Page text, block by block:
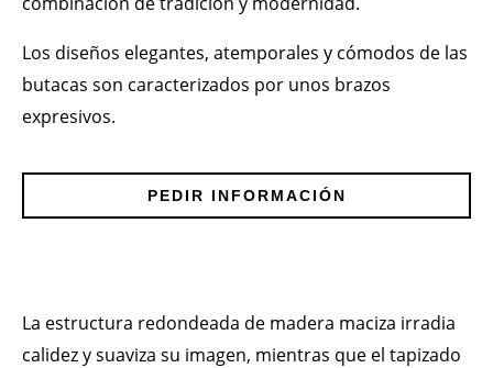
Los diseños elegantes, atemporales y cómodos de las
butacas son caracterizados por unos brazos
expresivos.
PEDIR INFORMACIÓN
La estructura redondeada de madera maciza irradia
calidez y suaviza su imagen, mientras que el tapizado